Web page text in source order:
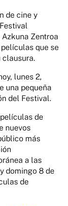
de cine y
Zentroa
que se
clausura.
lunes 2,
una pequeña
del Festival.
de
nuevos
más
a las
domingo 8 de
de